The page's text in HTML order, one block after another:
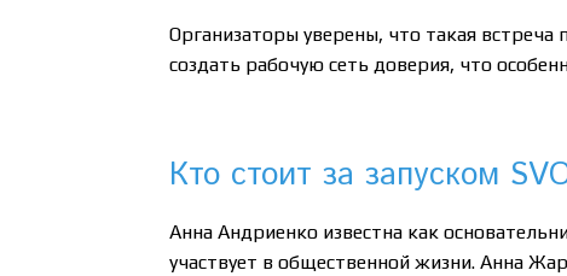
Организаторы уверены, что такая
создать рабочую сеть доверия, что
Кто стоит за запуском
Анна Андриенко известна как
участвует в общественной жизни. Анна